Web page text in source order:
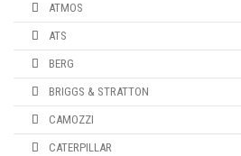
ATMOS
ATS
BERG
BRIGGS & STRATTON
CAMOZZI
CATERPILLAR